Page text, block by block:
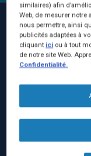
Nestlé
Rue
1070
similaires) afin
Web, de mesurer
nous permettre, ainsi
publicités adaptées à
cliquant ici ou à tout
de notre site Web.
Confidentialité.